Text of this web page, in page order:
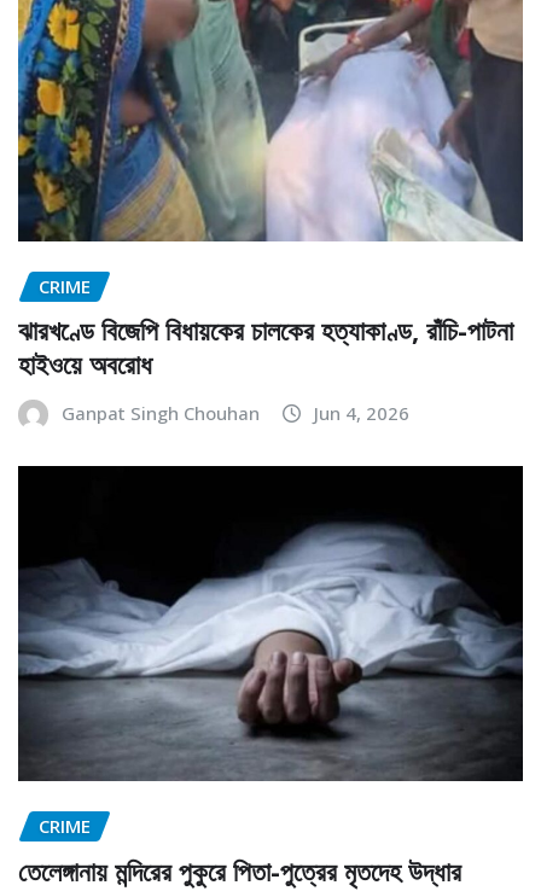
CRIME
ঝারখণ্ডে বিজেপি বিধায়কের চালকের হত্যাকাণ্ড, রাঁচি-পাটনা
হাইওয়ে অবরোধ
Ganpat Singh Chouhan Jun 4, 2026
CRIME
তেলেঙ্গানায় মন্দিরের পুকুরে পিতা-পুত্রের মৃতদেহ উদ্ধার